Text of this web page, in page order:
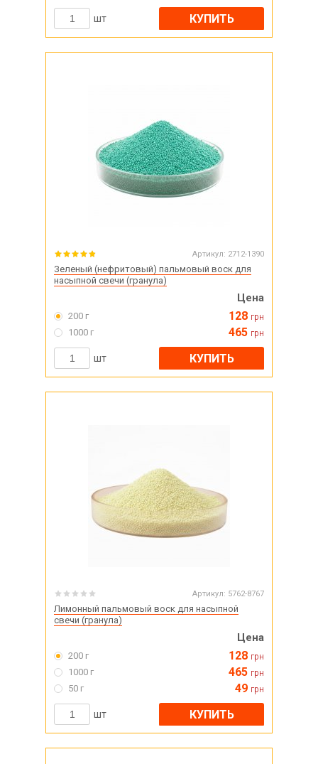
шт КУПИТЬ
Артикул: 2712-1390
Зеленый (нефритовый) пальмовый воск для
насыпной свечи (гранула)
Цена
200 г 128 грн
1000 г 465 грн
шт КУПИТЬ
Артикул: 5762-8767
Лимонный пальмовый воск для насыпной
свечи (гранула)
Цена
200 г 128 грн
1000 г 465 грн
50 г 49 грн
шт КУПИТЬ